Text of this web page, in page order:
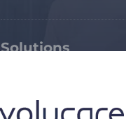
Solutions
Soins critiques